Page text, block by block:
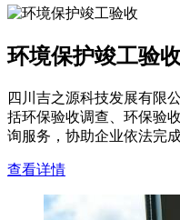
环境保护竣工验
四川吉之源科技发展有限
括环保验收调查、环保验
询服务，协助企业依法完
查看详情